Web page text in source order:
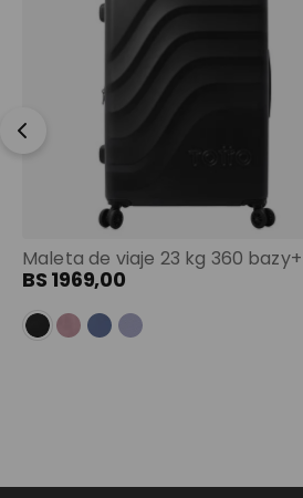
BS 1969,00